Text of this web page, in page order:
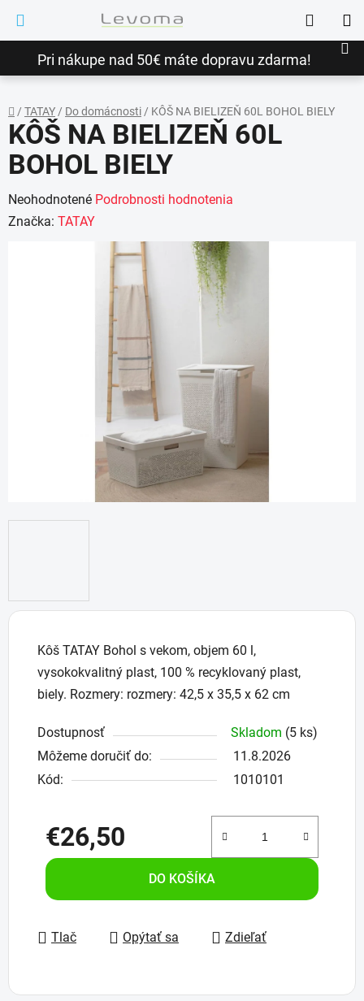
obsah
Pri nákupe nad 50€ máte dopravu zdarma!
Hľadať
Domov
/ TATAY/ Do domácnosti/ KÔŠ NA BIELIZEŇ 60L BOHOL BIELY
Kôš TATAY Bohol s vekom, objem 60 l,
vysokokvalitný plast, 100 % recyklovaný plast,
biely. Rozmery: rozmery: 42,5 x 35,5 x 62 cm
Dostupnosť Skladom (5 ks)
Môžeme doručiť do:
11.8.2026
Kód:
1010101
€26,50
Jednotková cena:
DO KOŠÍKA
Tlač Opýtať sa Zdieľať
KÔŠ NA BIELIZEŇ 60L
BOHOL BIELY
Priemerné
hodnotenie
Neohodnotené Podrobnosti hodnotenia
Značka: TATAY